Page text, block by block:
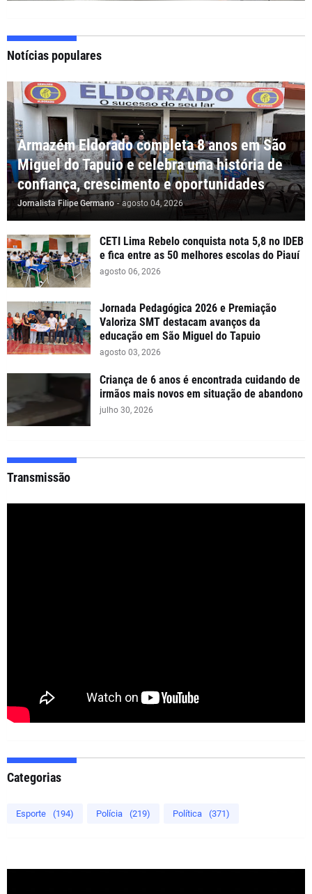
Notícias populares
Armazém Eldorado completa 8 anos em São
Miguel do Tapuio e celebra uma história de
confiança, crescimento e oportunidades
Jornalista Filipe Germano - agosto 04, 2026
CETI Lima Rebelo conquista nota 5,8 no IDEB
e fica entre as 50 melhores escolas do Piauí
agosto 06, 2026
Jornada Pedagógica 2026 e Premiação
Valoriza SMT destacam avanços da
educação em São Miguel do Tapuio
agosto 03, 2026
Criança de 6 anos é encontrada cuidando de
irmãos mais novos em situação de abandono
julho 30, 2026
Transmissão
Categorias
Esporte (194) Polícia (219) Política (371)